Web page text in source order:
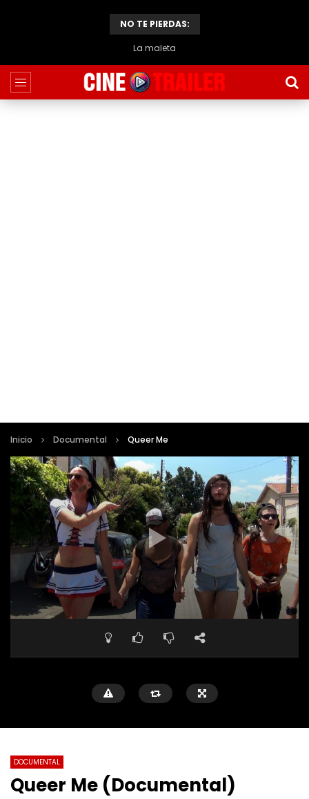
NO TE PIERDAS:
La maleta
Inicio Documental Queer Me
DOCUMENTAL
Queer Me (Documental)